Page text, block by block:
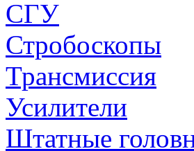
СГУ
Стробоскопы
Трансмиссия
Усилители
Штатные